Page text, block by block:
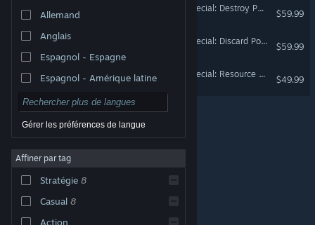
© Valve Corporation. Tous droits réservés. Toutes les
titulaires aux États-Unis et dans d'autres pays.
Accessibilité
Accord de souscription Steam
Remboursements |
Allemand
Anglais
Espagnol - Espagne
Espagnol - Amérique latine
Gérer les préférences de langue
Affiner par tag
Stratégie 8
Casual 8
Action
MARVEL SNAP - Steam Special: Destroy Power Pack
$59.99
MARVEL SNAP - Steam Special: Discard Power Pack
$59.99
MARVEL SNAP - Steam Special: Resource Cache
$49.99